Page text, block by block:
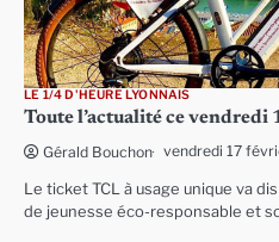
LE 1/4 D'HEURE LYONNAIS
Toute l’actualité ce
Gérald Bouchon vendredi 17
Le ticket TCL à usage unique va
de jeunesse éco-responsable et